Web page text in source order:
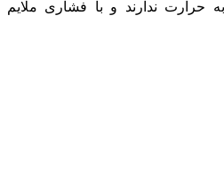
حرارت ندارند و با فشاری ملایم